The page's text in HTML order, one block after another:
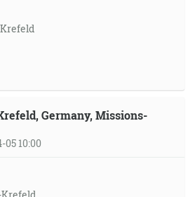
Krefeld
Germany, Missions-
10:00